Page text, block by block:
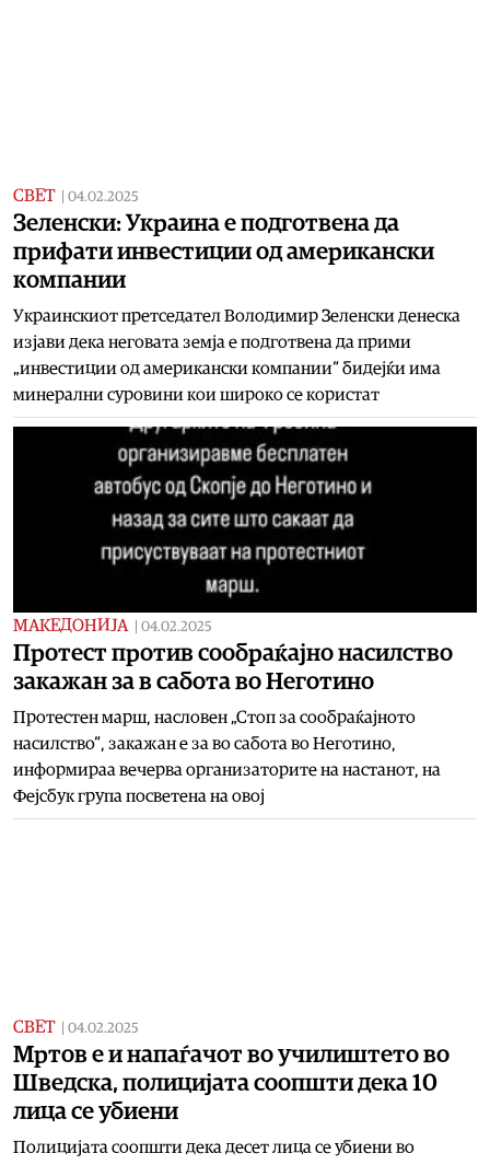
СВЕТ 04.02.2025
Зеленски: Украина е подготвена да
прифати инвестиции од американски
компании
Украинскиот претседател Володимир Зеленски денеска
изјави дека неговата земја е подготвена да прими
„инвестиции од американски компании“ бидејќи има
минерални суровини кои широко се користат
МАКЕДОНИЈА 04.02.2025
Протест против сообраќајно насилство
закажан за в сабота во Неготино
Протестен марш, насловен „Стоп за сообраќајното
насилство“, закажан е за во сабота во Неготино,
информираа вечерва организаторите на настанот, на
Фејсбук група посветена на овој
СВЕТ 04.02.2025
Мртов е и напаѓачот во училиштето во
Шведска, полицијата соопшти дека 10
лица се убиени
Полицијата соопшти дека десет лица се убиени во